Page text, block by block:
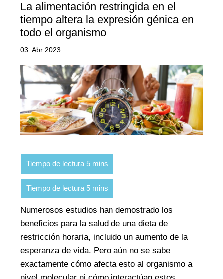
La alimentación restringida en el
tiempo altera la expresión génica en
todo el organismo
03. Abr 2023
Numerosos estudios han demostrado los
beneficios para la salud de una dieta de
restricción horaria, incluido un aumento de la
esperanza de vida. Pero aún no se sabe
exactamente cómo afecta esto al organismo a
nivel molecular ni cómo interactúan estos